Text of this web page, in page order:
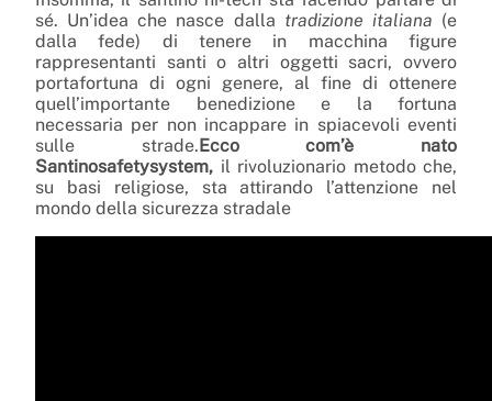
sé. Un’idea che nasce dalla tradizione italiana (e
dalla fede) di tenere in macchina figure
rappresentanti santi o altri oggetti sacri, ovvero
portafortuna di ogni genere, al fine di ottenere
quell’importante benedizione e la fortuna
necessaria per non incappare in spiacevoli eventi
sulle strade. Ecco com’è nato
Santinosafetysystem, il rivoluzionario metodo che,
su basi religiose, sta attirando l’attenzione nel
mondo della sicurezza stradale